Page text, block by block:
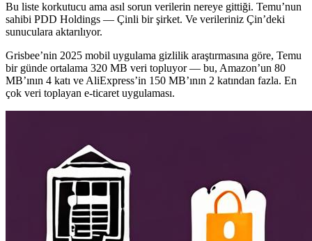
Bu liste korkutucu ama asıl sorun verilerin nereye gittiği. Temu’nun
sahibi PDD Holdings — Çinli bir şirket. Ve verileriniz Çin’deki
sunuculara aktarılıyor.
Grisbee’nin 2025 mobil uygulama gizlilik araştırmasına göre, Temu
bir günde ortalama 320 MB veri topluyor — bu, Amazon’un 80
MB’ının 4 katı ve AliExpress’in 150 MB’ının 2 katından fazla. En
çok veri toplayan e-ticaret uygulaması.